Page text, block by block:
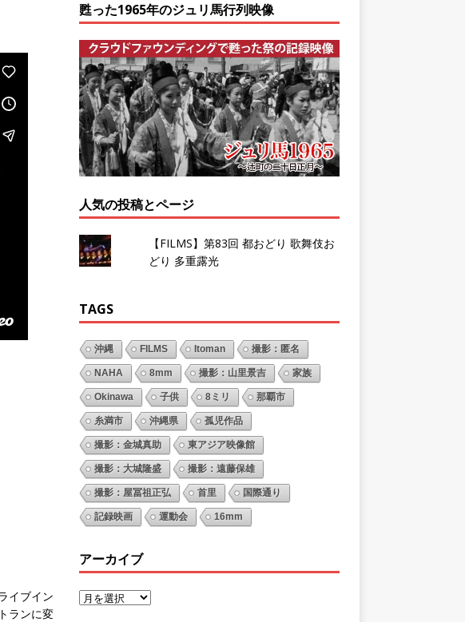
イブイン
ランに変
甦った1965年のジュリ馬行列映像
人気の投稿とページ
【FILMS】第83回 都おどり 歌舞伎お
どり 多重露光
TAGS
沖縄 FILMS Itoman 撮影：匿名
NAHA 8mm 撮影：山里景吉 家族
Okinawa 子供 8ミリ 那覇市
糸満市 沖縄県 孤児作品
撮影：金城真助 東アジア映像館
撮影：大城隆盛 撮影：遠藤保雄
撮影：屋冨祖正弘 首里 国際通り
記録映画 運動会 16mm
アーカイブ